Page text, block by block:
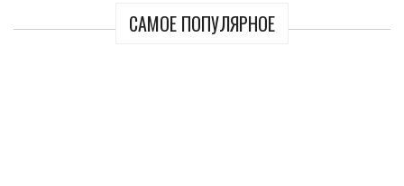
САМОЕ ПОПУЛЯРНОЕ